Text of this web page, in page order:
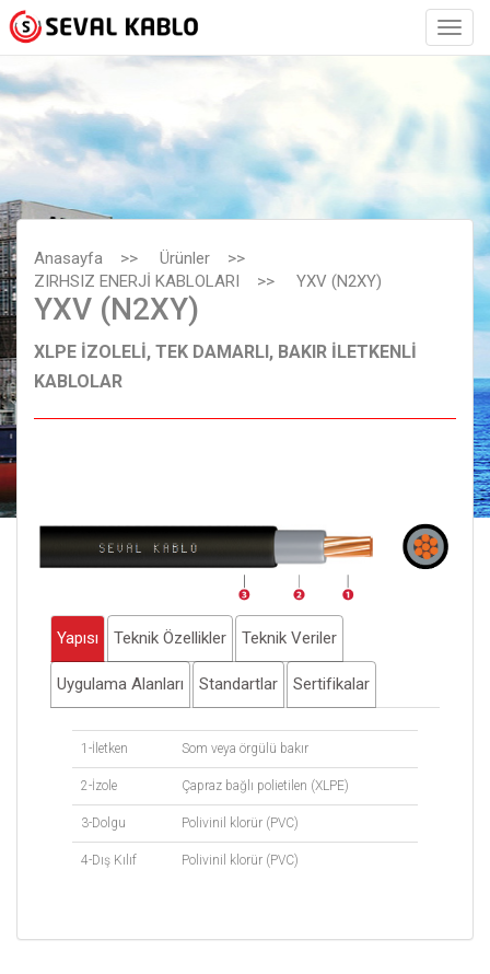
Anasayfa >> Ürünler >>
ZIRHSIZ ENERJİ KABLOLARI >> YXV (N2XY)
YXV (N2XY)
XLPE İZOLELİ, TEK DAMARLI, BAKIR İLETKENLİ
KABLOLAR
Yapısı Teknik Özellikler Teknik Veriler
Uygulama Alanları Standartlar Sertifikalar
1-İletken Som veya örgülü bakır
2-İzole Çapraz bağlı polietilen (XLPE)
3-Dolgu Polivinil klorür (PVC)
4-Dış Kılıf Polivinil klorür (PVC)